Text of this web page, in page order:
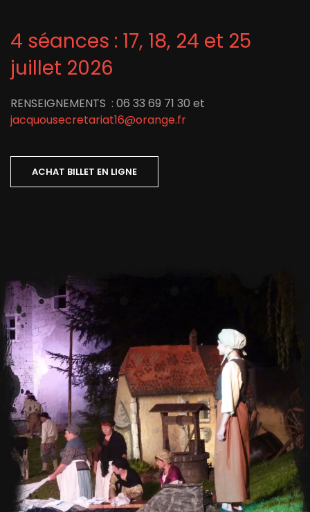
4 séances : 17, 18, 24 et 25
juillet 2026
RENSEIGNEMENTS : 06 33 69 71 30 et
jacquousecretariat16@orange.fr
ACHAT BILLET EN LIGNE